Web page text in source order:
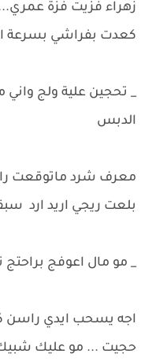
زهراء فزيت فزة
كعدت بفراشي بسرعة
_ تحجين علية ولج
الدبس
معرف شرد ماتوقعت
بلعت ريجي اريد ارد
_ مو مال اعوفج براحتج
اجه يسحب ايدي
حجيت ... مو عليك